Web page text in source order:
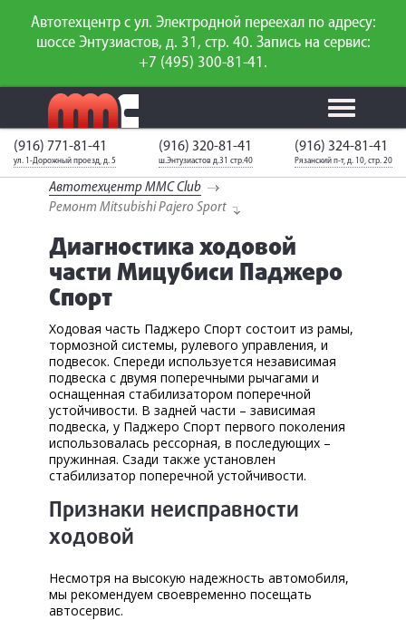
Автотехцентр с ул. Электродной переехал по адресу:
шоссе Энтузиастов, д. 31, стр. 40. Запись на сервис:
+7 (495) 300-81-41.
Калькулятор
ТО
Каталог
запчастей
Калькулятор
слесарного
ремонта
Ваш автомобиль
неизвестен
ГАРАНТИИ
АКЦИИ
УСЛУГИ
КОРП.КЛИЕНТАМ
ЦЕНЫ
ЗАПЧАСТИ
ОТЗЫВЫ
ЗАПИСЬ НА СЕРВИС
(916) 771-81-41
ул. 1-Дорожный проезд, д. 5
(916) 320-81-41
ш.Энтузиастов д.31 стр.40
(916) 324-81-41
Рязанский п-т, д. 10, стр. 20
Автотехцентр MMC Club
Ремонт Mitsubishi Pajero Sport
Диагностика ходовой
части Мицубиси Паджеро
Спорт
Ходовая часть Паджеро Спорт состоит из рамы,
тормозной системы, рулевого управления, и
подвесок. Спереди используется независимая
подвеска с двумя поперечными рычагами и
оснащенная стабилизатором поперечной
устойчивости. В задней части – зависимая
подвеска, у Паджеро Спорт первого поколения
использовалась рессорная, в последующих –
пружинная. Сзади также установлен
стабилизатор поперечной устойчивости.
Признаки неисправности
ходовой
Несмотря на высокую надежность автомобиля,
мы рекомендуем своевременно посещать
автосервис.